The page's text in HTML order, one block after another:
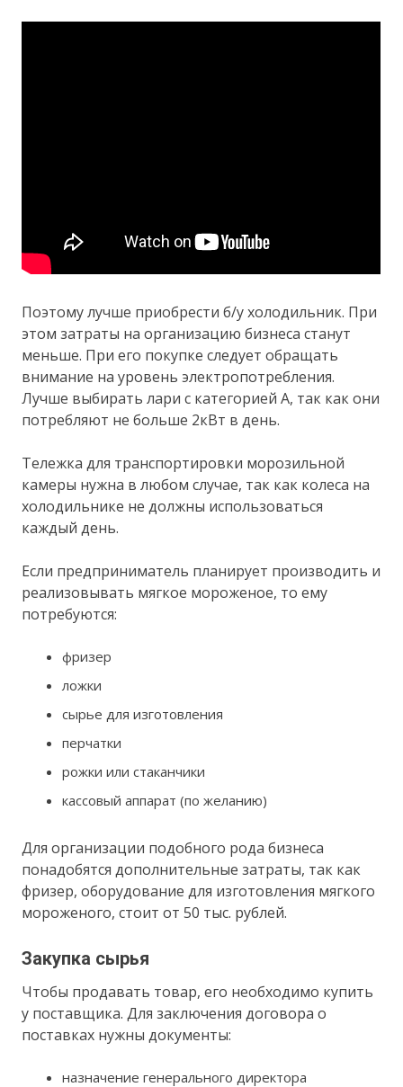
Поэтому лучше приобрести б/у холодильник. При
этом затраты на организацию бизнеса станут
меньше. При его покупке следует обращать
внимание на уровень электропотребления.
Лучше выбирать лари с категорией А, так как они
потребляют не больше 2кВт в день.
Тележка для транспортировки морозильной
камеры нужна в любом случае, так как колеса на
холодильнике не должны использоваться
каждый день.
Если предприниматель планирует производить и
реализовывать мягкое мороженое, то ему
потребуются:
фризер
ложки
сырье для изготовления
перчатки
рожки или стаканчики
кассовый аппарат (по желанию)
Для организации подобного рода бизнеса
понадобятся дополнительные затраты, так как
фризер, оборудование для изготовления мягкого
мороженого, стоит от 50 тыс. рублей.
Закупка сырья
Чтобы продавать товар, его необходимо купить
у поставщика. Для заключения договора о
поставках нужны документы:
назначение генерального директора